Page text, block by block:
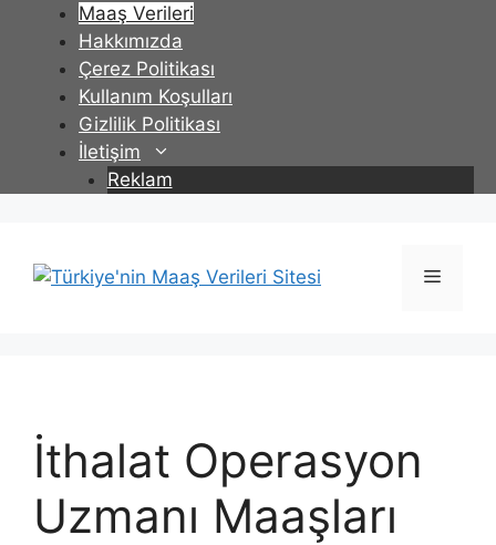
Maaş Verileri
Hakkımızda
Çerez Politikası
Kullanım Koşulları
Gizlilik Politikası
İletişim
Reklam
Menü
İthalat Operasyon
Uzmanı Maaşları